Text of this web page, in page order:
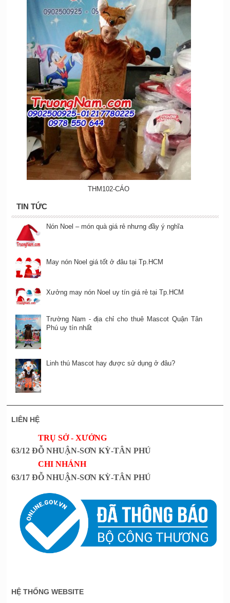
THM102-CÁO
TIN TỨC
Nón Noel – món quà giá rẻ nhưng đầy ý nghĩa
May nón Noel giá tốt ở đâu tại Tp.HCM
Xưởng may nón Noel uy tín giá rẻ tại Tp.HCM
Trường Nam - địa chỉ cho thuê Mascot Quận Tân
Phú uy tín nhất
Linh thú Mascot hay được sử dụng ở đâu?
LIÊN HỆ
TRỤ SỞ - XƯỞNG
63/12 ĐỖ NHUẬN-SƠN KỲ-TÂN PHÚ
CHI NHÁNH
63/17 ĐỖ NHUẬN-SƠN KỲ-TÂN PHÚ
HỆ THỐNG WEBSITE